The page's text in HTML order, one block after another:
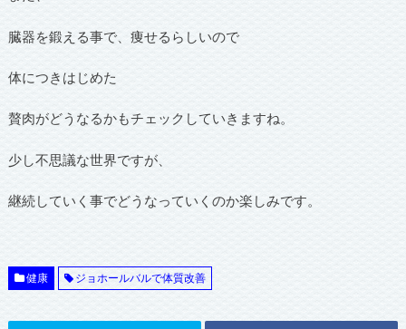
臓器を鍛える事で、痩せるらしいので
体につきはじめた
贅肉がどうなるかもチェックしていきますね。
少し不思議な世界ですが、
継続していく事でどうなっていくのか楽しみです。
健康 ジョホールバルで体質改善